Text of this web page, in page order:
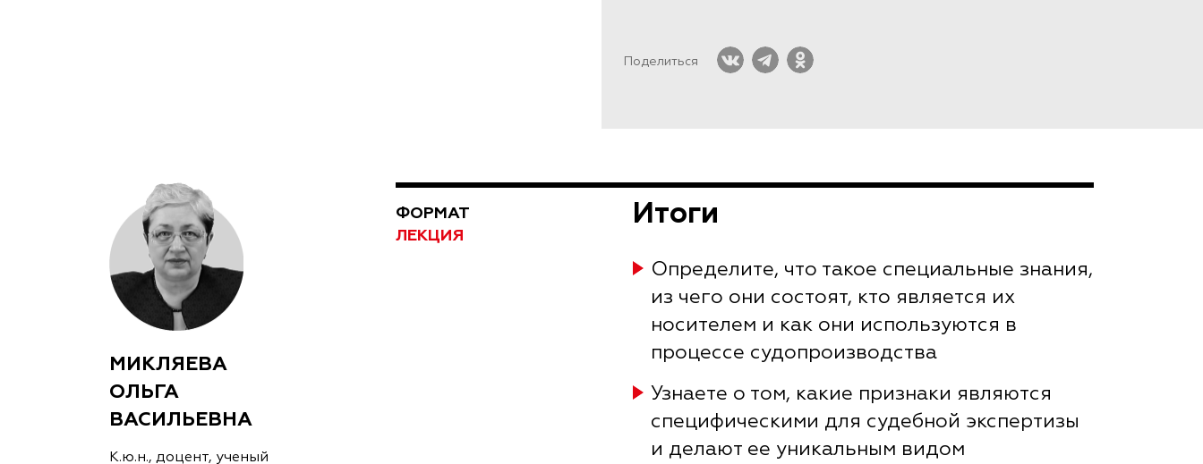
Поделиться
МИКЛЯЕВА
ОЛЬГА
ВАСИЛЬЕВНА
К.ю.н., доцент, ученый
ФОРМАТ
ЛЕКЦИЯ
Итоги
Определите, что такое специальные знания,
из чего они состоят, кто является их
носителем и как они используются в
процессе судопроизводства
Узнаете о том, какие признаки являются
специфическими для судебной экспертизы
и делают ее уникальным видом